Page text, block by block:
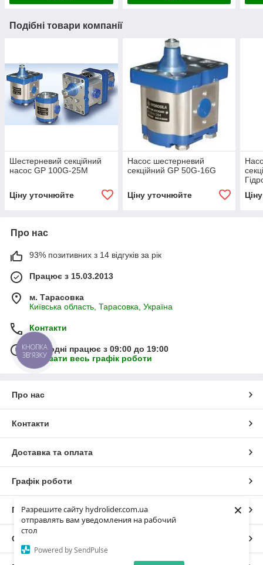
Разрешите сайту hydrolider.com.ua
отправлять вам уведомления на рабочий
стол
Powered by SendPulse
×
Подібні товари компанії
Шестерневий секційний
насос GP 100G-25M
Ціну уточнюйте
Насос шестерневий
секційний GP 50G-16G
Ціну уточнюйте
Про нас
93% позитивних з 14 відгуків за рік
Працює з 15.03.2013
м. Тарасовка
Київська область, Тарасовка, Україна
Контакти
Сьогодні працює з 09:00 до 19:00
Показати весь графік роботи
Про нас
Контакти
Доставка та оплата
Графік роботи
Повна версія сайту
Сайт створено на маркетплейсі
КНОПКА
ЗВ'ЯЗКУ